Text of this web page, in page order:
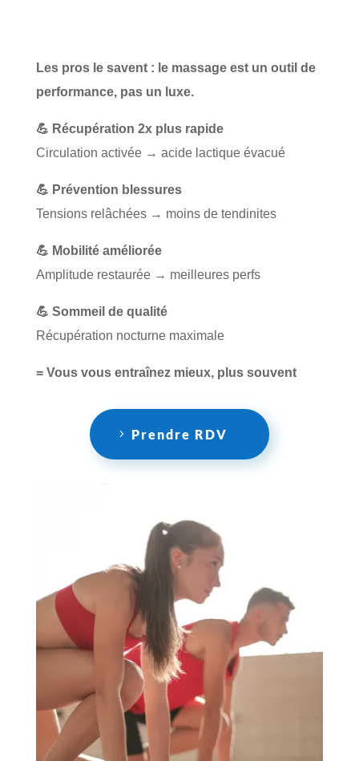
Les pros le savent : le massage est un outil de
performance, pas un luxe.
💪 Récupération 2x plus rapide
Circulation activée → acide lactique évacué
💪 Prévention blessures
Tensions relâchées → moins de tendinites
💪 Mobilité améliorée
Amplitude restaurée → meilleures perfs
💪 Sommeil de qualité
Récupération nocturne maximale
= Vous vous entraînez mieux, plus souvent
Prendre RDV